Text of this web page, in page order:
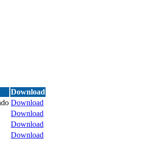
Download
Download
Download
Download
Download